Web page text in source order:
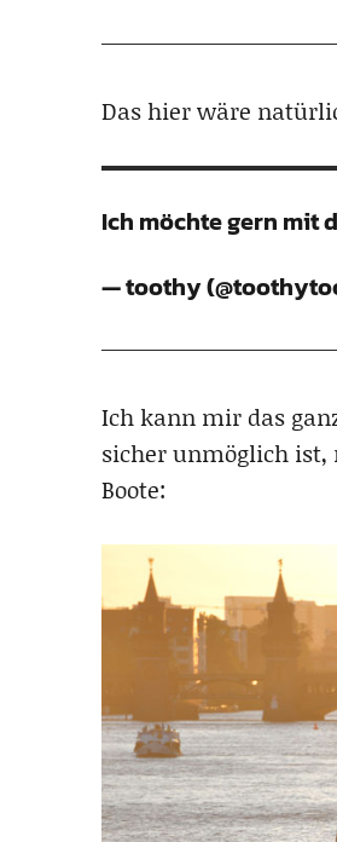
Das hier wäre
Ich möchte gern mit
— toothy
Ich kann mir das
sicher unmöglich ist,
Boote: